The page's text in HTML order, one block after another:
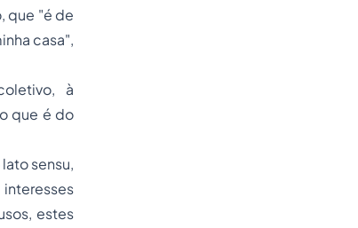
que "é de
casa",
à
que é do
lato sensu,
estes